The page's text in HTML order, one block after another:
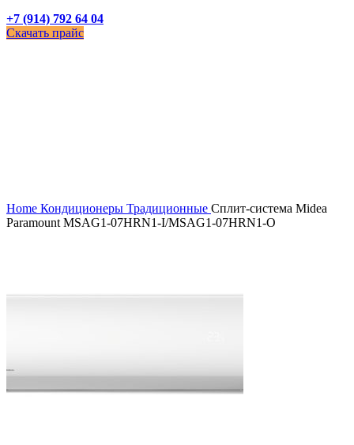
+7 (914) 792 64 04
Скачать прайс
Home Кондиционеры Традиционные Сплит-система Midea
Paramount MSAG1-07HRN1-I/MSAG1-07HRN1-O